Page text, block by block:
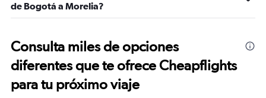
de Bogotá a Morelia?
Consulta miles de opciones
diferentes que te ofrece Cheapflights
para tu próximo viaje